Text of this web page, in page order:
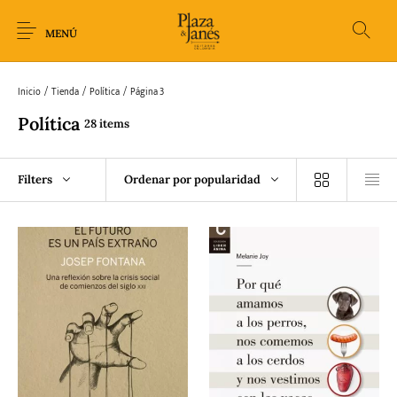
MENÚ
Fantasía Ficción Filosofía Gastronomía
Historia Horror
Humor gráfico-
Comic
Literatura infantil
Inicio / Tienda / Política / Página 3
Política 28 items
Filters Ordenar por popularidad